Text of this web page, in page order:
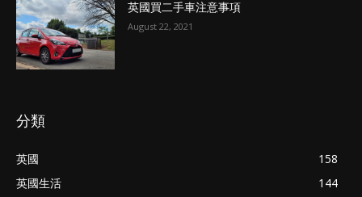
英國買二手車注意事項
August 22, 2021
分類
英國
158
英國生活
144